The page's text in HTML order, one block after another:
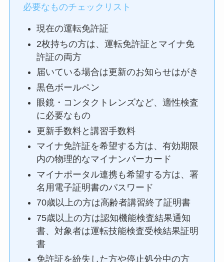
必要なものチェックリスト
現在の運転免許証
2枚持ちの方は、運転免許証とマイナ免
許証の両方
届いている場合は更新のお知らせはがき
黒色ボールペン
眼鏡・コンタクトレンズなど、適性検査
に必要なもの
更新手数料と講習手数料
マイナ免許証を希望する方は、有効期限
内の物理的なマイナンバーカード
マイナポータル連携も希望する方は、署
名用電子証明書のパスワード
70歳以上の方は高齢者講習終了証明書
75歳以上の方は認知機能検査結果通知
書、対象者は運転技能検査受検結果証明
書
免許証を紛失した方や停止処分中の方